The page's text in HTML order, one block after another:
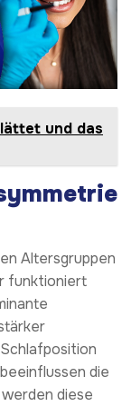
und das
Altersgruppen
funktioniert
die
diese